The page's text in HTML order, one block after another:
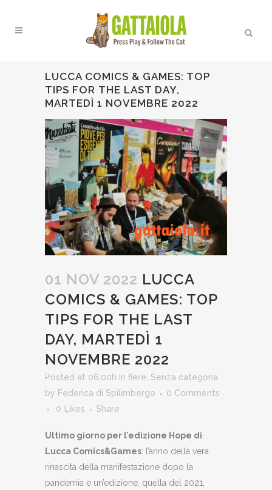
LUCCA COMICS & GAMES: TOP
TIPS FOR THE LAST DAY,
MARTEDÌ 1 NOVEMBRE 2022
01 NOV 2022 LUCCA
COMICS & GAMES: TOP
TIPS FOR THE LAST
DAY, MARTEDÌ 1
NOVEMBRE 2022
Posted at 06:00h in fiere Senza categoria
by Federica di Spilimbergo
0 Comments
0
Likes Share
Ultimo giorno per l’edizione Hope di
Lucca Comics&Games: l’anno della vera
rinascita della manifestazione dopo la
pandemia e un’edizione, quella del 2021,